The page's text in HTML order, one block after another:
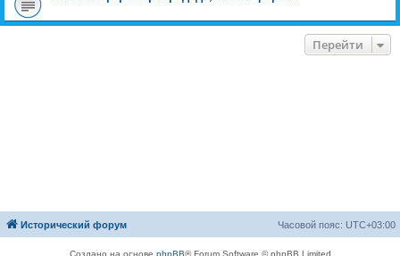
Перейти
Исторический форум Часовой пояс: UTC+03:00
Создано на основе phpBB® Forum Software © phpBB Limited